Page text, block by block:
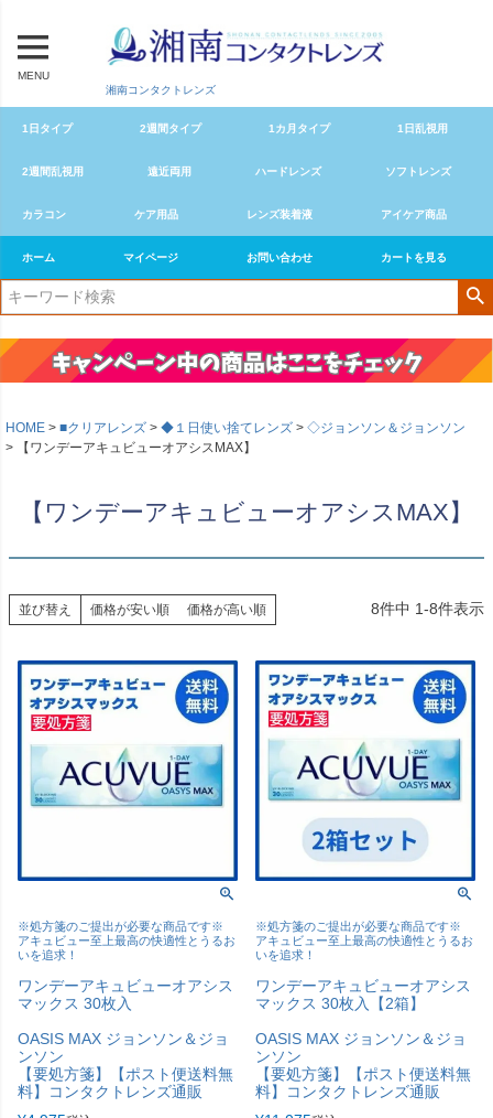
MENU
湘南コンタクトレンズ
1日タイプ 2週間タイプ 1カ月タイプ 1日乱視用
2週間乱視用 遠近両用 ハードレンズ ソフトレンズ
カラコン ケア用品 レンズ装着液 アイケア商品
ホーム マイページ お問い合わせ カートを見る
HOME ■クリアレンズ ◆１日使い捨てレンズ
◇ジョンソン＆ジョンソン
【ワンデーアキュビューオアシスMAX】
【ワンデーアキュビューオアシスMAX】
並び替え 価格が安い順 価格が高い順 8件中 1-8件表示
※処方箋のご提出が必要な商品です※
アキュビュー至上最高の快適性とうるお
いを追求！
ワンデーアキュビューオアシス
マックス 30枚入
OASIS MAX ジョンソン＆ジョ
ンソン
【要処方箋】【ポスト便送料無
料】コンタクトレンズ通販
※処方箋のご提出が必要な商品です※
アキュビュー至上最高の快適性とうるお
いを追求！
ワンデーアキュビューオアシス
マックス 30枚入【2箱】
OASIS MAX ジョンソン＆ジョ
ンソン
【要処方箋】【ポスト便送料無
料】コンタクトレンズ通販